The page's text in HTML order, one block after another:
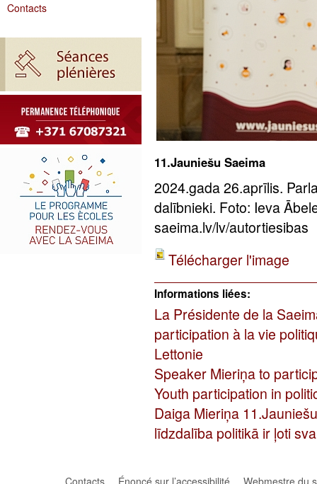
Contacts
11.Jauniešu Saeima
2024.gada 26.aprīlis.
dalībnieki. Foto: Ieva
saeima.lv/lv/autortiesibas
Télécharger l'image
Informations liées:
La Présidente de la
participation à la vie
Lettonie
Speaker Mieriņa to
Youth participation in
Daiga Mieriņa
līdzdalība politikā ir ļoti
Contacts Énoncé sur l’accessibilité
Webmestre du